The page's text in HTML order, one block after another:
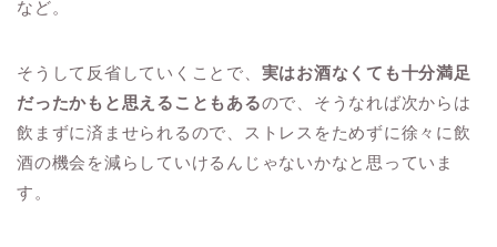
など。
そうして反省していくことで、 実はお酒なくても十分満足
だったかもと思えることもあるので、そうなれば次からは
飲まずに済ませられるので、ストレスをためずに徐々に飲
酒の機会を減らしていけるんじゃないかなと思っていま
す。